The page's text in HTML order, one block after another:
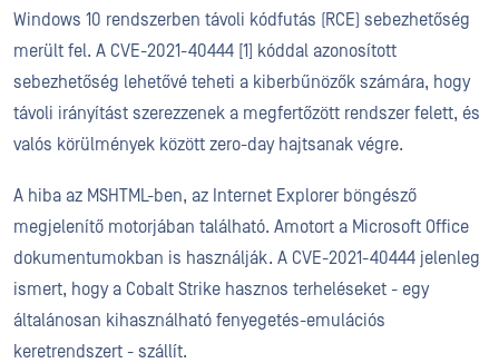
Windows 10 rendszerben távoli kódfutás (RCE) sebezhetőség
merült fel. A CVE-2021-40444 [1] kóddal azonosított
sebezhetőség lehetővé teheti a kiberbűnözők számára, hogy
távoli irányítást szerezzenek a megfertőzött rendszer felett, és
valós körülmények között zero-day hajtsanak végre.
A hiba az MSHTML-ben, az Internet Explorer böngésző
megjelenítő motorjában található. Amotort a Microsoft Office
dokumentumokban is használják. A CVE-2021-40444 jelenleg
ismert, hogy a Cobalt Strike hasznos terheléseket - egy
általánosan kihasználható fenyegetés-emulációs
keretrendszert - szállít.